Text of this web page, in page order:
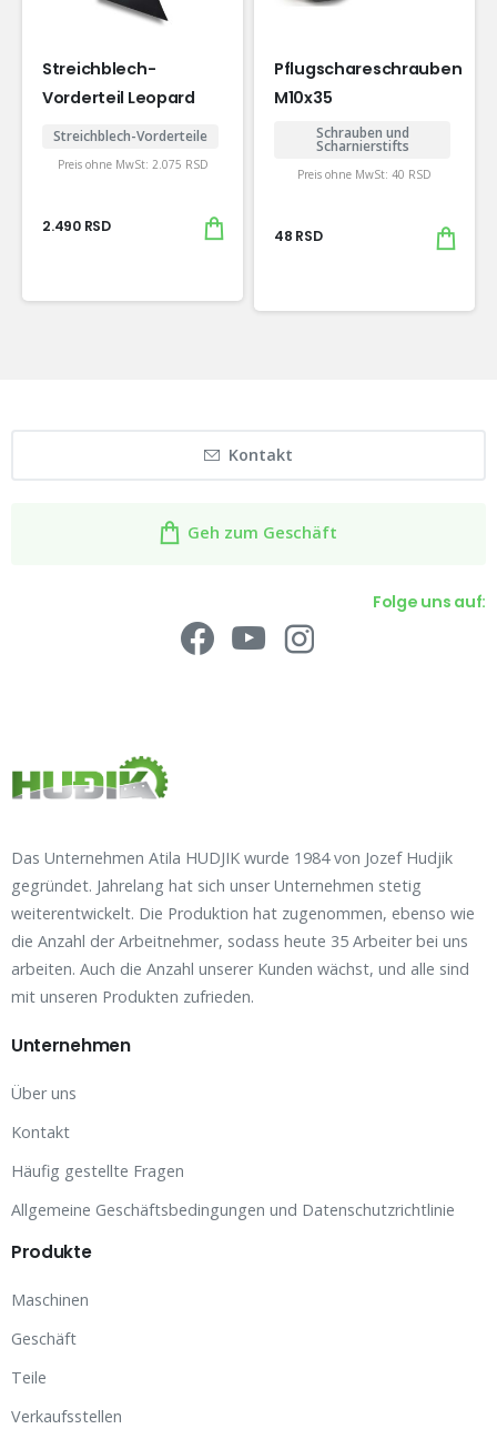
Streichblech-
Vorderteil Leopard
Streichblech-Vorderteile
Preis ohne MwSt: 2.075 RSD
2.490 RSD
Pflugschareschrauben
M10x35
Schrauben und
Scharnierstifts
Preis ohne MwSt: 40 RSD
48 RSD
Kontakt
Geh zum Geschäft
Folge uns auf:
Das Unternehmen Atila HUDJIK wurde 1984 von Jozef Hudjik
gegründet. Jahrelang hat sich unser Unternehmen stetig
weiterentwickelt. Die Produktion hat zugenommen, ebenso wie
die Anzahl der Arbeitnehmer, sodass heute 35 Arbeiter bei uns
arbeiten. Auch die Anzahl unserer Kunden wächst, und alle sind
mit unseren Produkten zufrieden.
Unternehmen
Über uns
Kontakt
Häufig gestellte Fragen
Allgemeine Geschäftsbedingungen und Datenschutzrichtlinie
Produkte
Maschinen
Geschäft
Teile
Verkaufsstellen